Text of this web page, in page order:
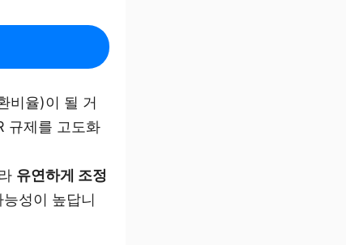
비율)이 될 거
규제를 고도화
유연하게 조정
능성이 높답니